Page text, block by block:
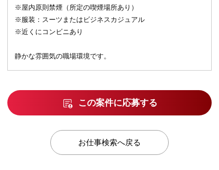
※屋内原則禁煙（所定の喫煙場所あり）
※服装：スーツまたはビジネスカジュアル
※近くにコンビニあり
静かな雰囲気の職場環境です。
この案件に応募する
お仕事検索へ戻る